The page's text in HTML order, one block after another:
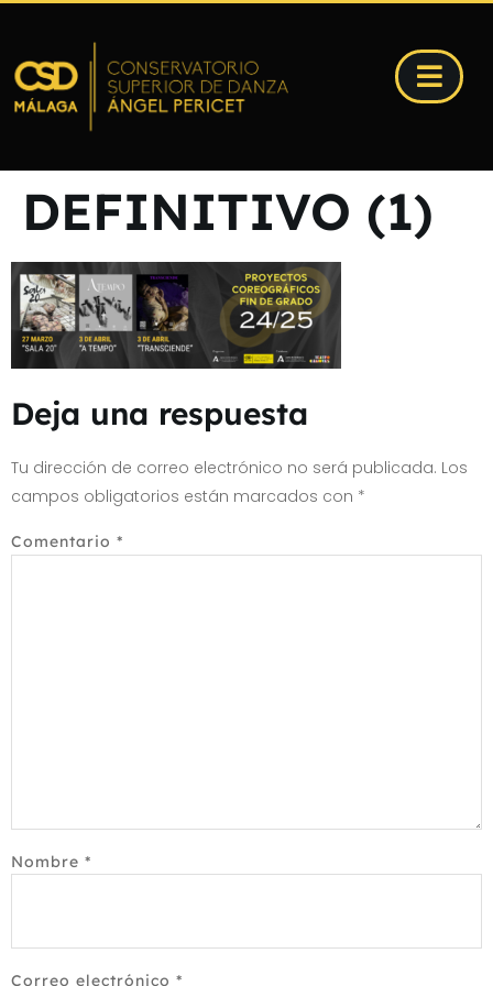
DEFINITIVO (1)
Deja una respuesta
Tu dirección de correo electrónico no será publicada. Los
campos obligatorios están marcados con *
Comentario *
Nombre *
Correo electrónico *